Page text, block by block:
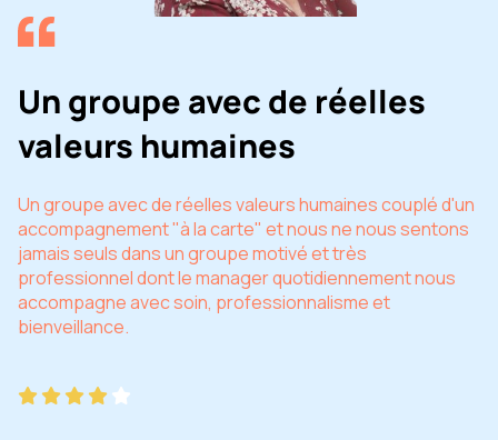
Un groupe avec de réelles
valeurs humaines
Un groupe avec de réelles valeurs humaines couplé d'un
accompagnement "à la carte" et nous ne nous sentons
jamais seuls dans un groupe motivé et très
professionnel dont le manager quotidiennement nous
accompagne avec soin, professionnalisme et
bienveillance.